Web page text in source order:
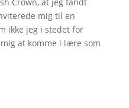
mig til en
ikke jeg i stedet for
at komme i lære som